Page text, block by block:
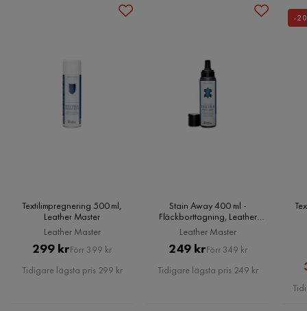
Scandinavian Choice
Namn klädsel
Stil
Garanti 10 år
6 år sedan
Hanaa S
6 år sedan
Textilimpregnering 500 ml,
Leather Master
Leather Master
Pris
299 krOriginal
Pris
Förr 399 kr
Tidigare lägsta pris 299 kr
Stain Away 400 ml -
Fläckborttagning, Leather
Master
Leather Master
Pris
249 krOriginal
Pris
Förr 349 kr
Tidigare lägsta pris 249 kr
-